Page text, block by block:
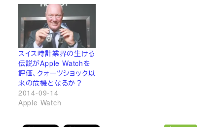
スイス時計業界の生ける
伝説がApple Watchを
評価、クォーツショック以
来の危機となるか？
2014-09-14
Apple Watch